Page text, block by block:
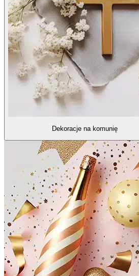
Dekoracje na komunię